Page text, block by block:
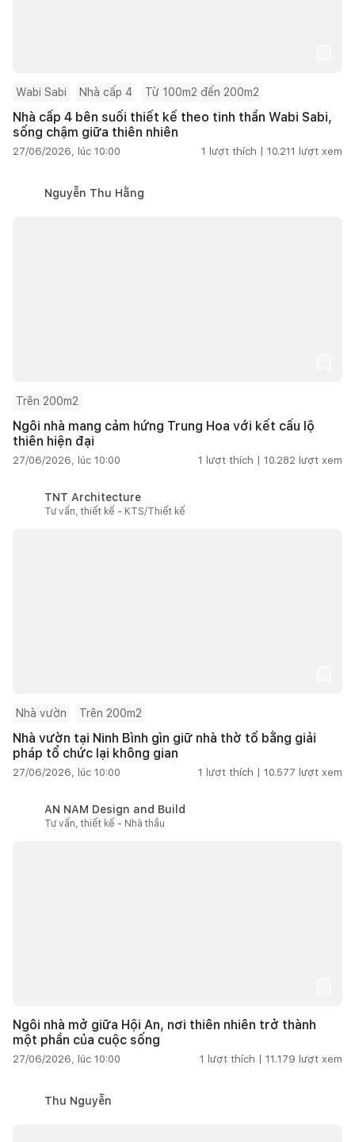
Wabi Sabi Nhà cấp 4 Từ 100m2 đến 200m2
Nhà cấp 4 bên suối thiết kế theo tinh thần Wabi Sabi,
sống chậm giữa thiên nhiên
27/06/2026, lúc 10:00 1 lượt thích | 10.211 lượt xem
Nguyễn Thu Hằng
Trên 200m2
Ngôi nhà mang cảm hứng Trung Hoa với kết cấu lộ
thiên hiện đại
27/06/2026, lúc 10:00 1 lượt thích | 10.282 lượt xem
TNT Architecture
Tư vấn, thiết kế - KTS/Thiết kế
Nhà vườn Trên 200m2
Nhà vườn tại Ninh Bình gìn giữ nhà thờ tổ bằng giải
pháp tổ chức lại không gian
27/06/2026, lúc 10:00 1 lượt thích | 10.577 lượt xem
AN NAM Design and Build
Tư vấn, thiết kế - Nhà thầu
Ngôi nhà mở giữa Hội An, nơi thiên nhiên trở thành
một phần của cuộc sống
27/06/2026, lúc 10:00 1 lượt thích | 11.179 lượt xem
Thu Nguyễn